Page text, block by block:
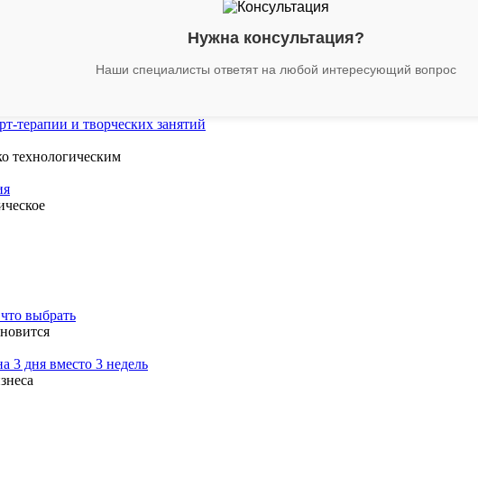
Нужна консультация?
Наши специалисты ответят на любой интересующий вопрос
технологическим
выбрать
3 дня вместо 3 недель